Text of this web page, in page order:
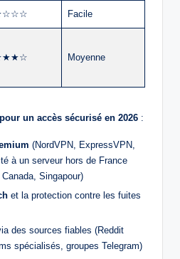
Facile
Moyenne
un accès sécurisé en 2026 :
(NordVPN, ExpressVPN,
à un serveur hors de France
Singapour)
et la protection contre les fuites
des sources fiables (Reddit
spécialisés, groupes Telegram)